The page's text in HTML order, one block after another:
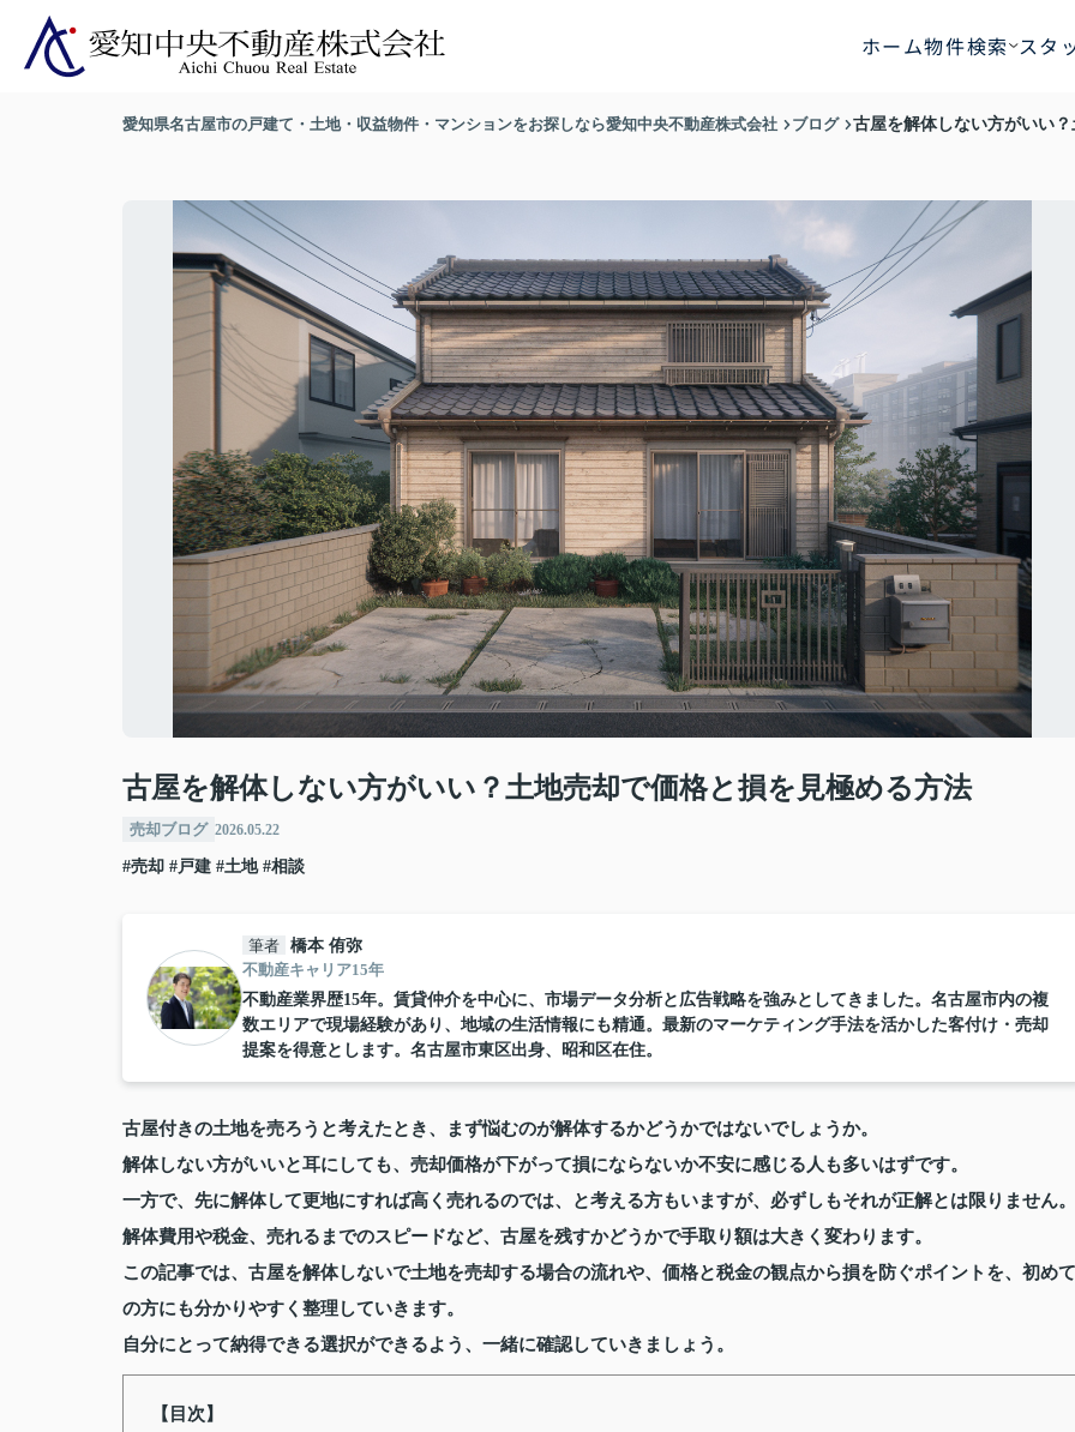
ホーム物件検索 スタ
愛知県名古屋市の戸建て・土地・収益物件・マンションをお探しなら愛知中央不動産株式会社 ブログ 古屋を解体しない方がいい
古屋を解体しない方がいい？土地売却で価格と損を見極める方法
売却ブログ 2026.05.22
#売却 #戸建 #土地 #相談
筆者 橋本 侑弥
不動産キャリア15年
不動産業界歴15年。賃貸仲介を中心に、市場データ分析と広告戦略を強みとしてきました。名古屋市内の複
数エリアで現場経験があり、地域の生活情報にも精通。最新のマーケティング手法を活かした客付け・売却
提案を得意とします。名古屋市東区出身、昭和区在住。
古屋付きの土地を売ろうと考えたとき、まず悩むのが解体するかどうかではないでしょうか。
解体しない方がいいと耳にしても、売却価格が下がって損にならないか不安に感じる人も多いはずです。
一方で、先に解体して更地にすれば高く売れるのでは、と考える方もいますが、必ずしもそれが正解とは限りません。
解体費用や税金、売れるまでのスピードなど、古屋を残すかどうかで手取り額は大きく変わります。
この記事では、古屋を解体しないで土地を売却する場合の流れや、価格と税金の観点から損を防ぐポイントを、初めて
の方にも分かりやすく整理していきます。
自分にとって納得できる選択ができるよう、一緒に確認していきましょう。
【目次】